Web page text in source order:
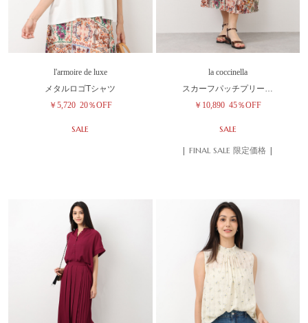
l'armoire de luxe
メタルロゴTシャツ
￥5,720 20％OFF
SALE
la coccinella
スカーフパッチプリー…
￥10,890 45％OFF
SALE
| FINAL SALE 限定価格 |